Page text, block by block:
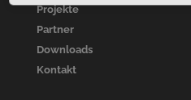
Projekte
Partner
Downloads
Kontakt